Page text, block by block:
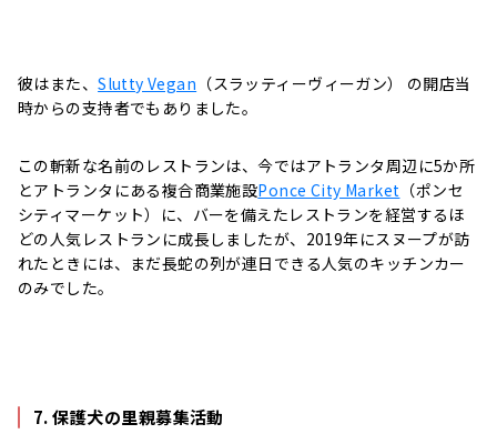
彼はまた、Slutty Vegan （スラッティーヴィーガン） の開店当
時からの支持者でもありました。
この斬新な名前のレストランは、今ではアトランタ周辺に5か所
とアトランタにある複合商業施設Ponce City Market （ポンセ
シティマーケット）に、バーを備えたレストランを経営するほ
どの人気レストランに成長しましたが、2019年にスヌープが訪
れたときには、まだ長蛇の列が連日できる人気のキッチンカー
のみでした。
7. 保護犬の里親募集活動